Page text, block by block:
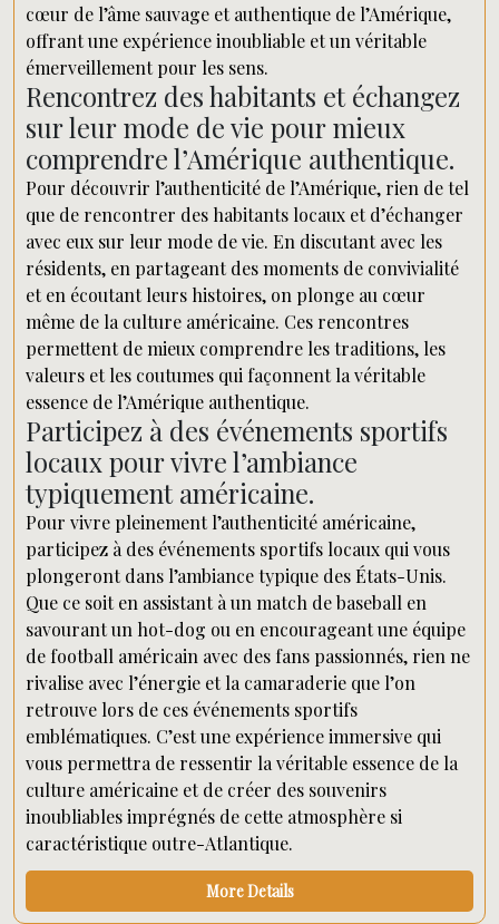
cœur de l’âme sauvage et authentique de l’Amérique,
offrant une expérience inoubliable et un véritable
émerveillement pour les sens.
Rencontrez des habitants et échangez
sur leur mode de vie pour mieux
comprendre l’Amérique authentique.
Pour découvrir l’authenticité de l’Amérique, rien de tel
que de rencontrer des habitants locaux et d’échanger
avec eux sur leur mode de vie. En discutant avec les
résidents, en partageant des moments de convivialité
et en écoutant leurs histoires, on plonge au cœur
même de la culture américaine. Ces rencontres
permettent de mieux comprendre les traditions, les
valeurs et les coutumes qui façonnent la véritable
essence de l’Amérique authentique.
Participez à des événements sportifs
locaux pour vivre l’ambiance
typiquement américaine.
Pour vivre pleinement l’authenticité américaine,
participez à des événements sportifs locaux qui vous
plongeront dans l’ambiance typique des États-Unis.
Que ce soit en assistant à un match de baseball en
savourant un hot-dog ou en encourageant une équipe
de football américain avec des fans passionnés, rien ne
rivalise avec l’énergie et la camaraderie que l’on
retrouve lors de ces événements sportifs
emblématiques. C’est une expérience immersive qui
vous permettra de ressentir la véritable essence de la
culture américaine et de créer des souvenirs
inoubliables imprégnés de cette atmosphère si
caractéristique outre-Atlantique.
More Details